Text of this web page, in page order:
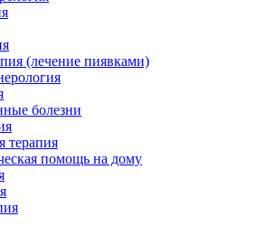
(лечение пиявками)
болезни
терапия
помощь на дому